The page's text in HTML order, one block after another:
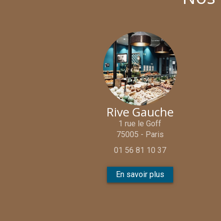
Rive Gauche
1 rue le Goff
75005 - Paris
01 56 81 10 37
En savoir plus